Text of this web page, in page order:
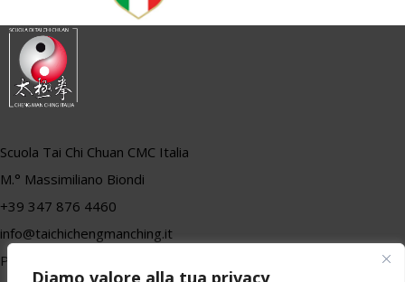
Diamo valore alla tua privacy
Scuola Tai Chi Chuan CMC Italia
M.° Massimiliano Biondi
+39 347 876 4460
info@taichichengmanching.it
P.iva 01557710470